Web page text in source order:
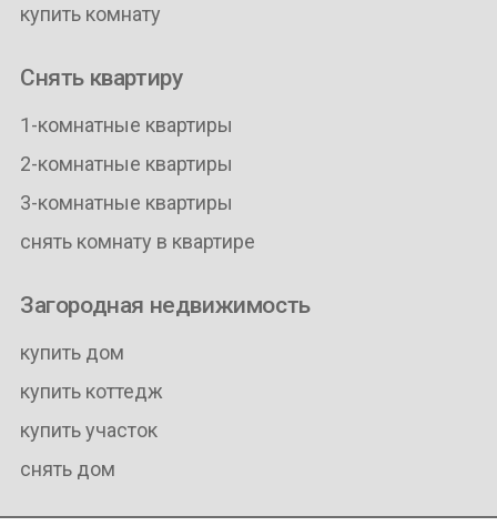
купить комнату
Снять квартиру
1-комнатные квартиры
2-комнатные квартиры
3-комнатные квартиры
снять комнату в квартире
Загородная недвижимость
купить дом
купить коттедж
купить участок
снять дом